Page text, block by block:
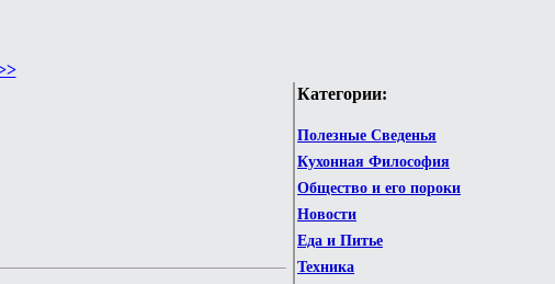
Категории:
Полезные Сведенья
Кухонная Философия
Общество и его пороки
Новости
Еда и Питье
Техника